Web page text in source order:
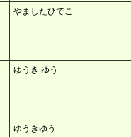
やましたひでこ
ゆうき ゆう
ゆうきゆう